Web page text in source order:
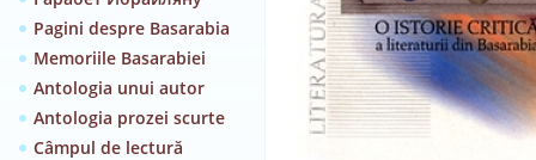
Pagini despre Basarabia
Memoriile Basarabiei
Antologia unui autor
Antologia prozei scurte
Câmpul de lectură